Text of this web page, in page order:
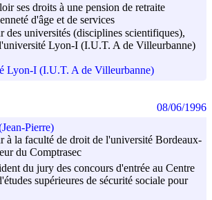
ses droits à une pension de retraite
d'âge et de services
des universités (disciplines scientifiques),
Lyon-I (I.U.T. A de Villeurbanne)
Lyon-I (I.U.T. A de Villeurbanne)
Pierre)
à la faculté de droit de l'université Bordeaux-
du Comptrasec
du jury des concours d'entrée au Centre
supérieures de sécurité sociale pour
08/06/1996